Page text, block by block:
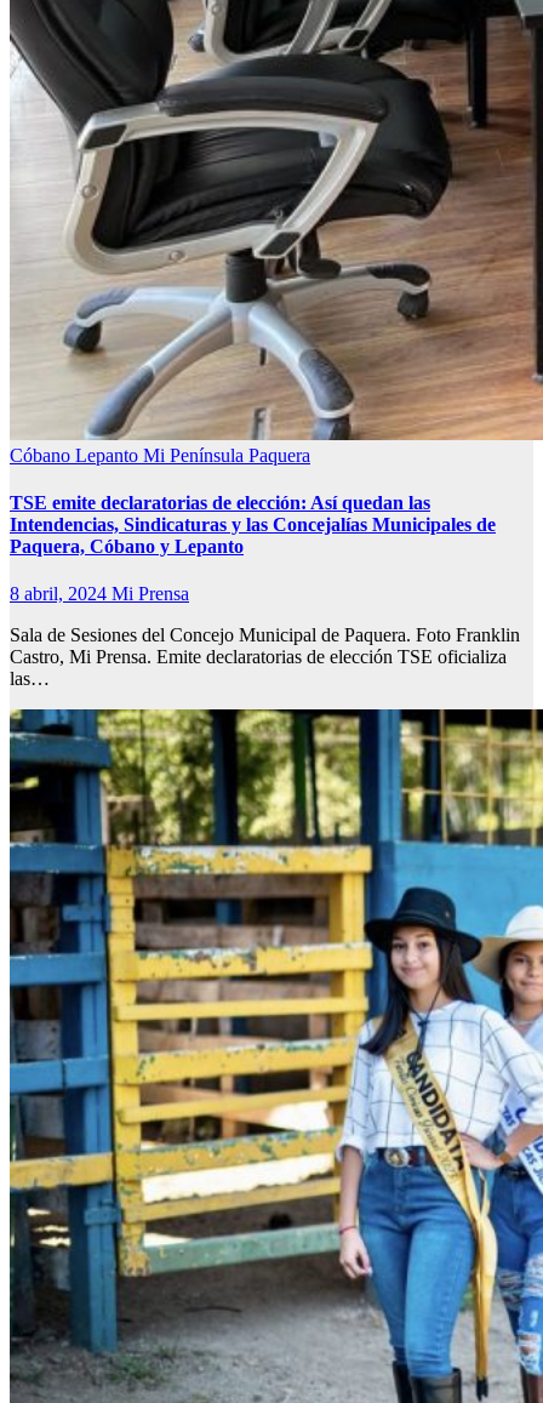
Cóbano Lepanto Mi Península Paquera
TSE emite declaratorias de elección: Así quedan las
Intendencias, Sindicaturas y las Concejalías Municipales de
Paquera, Cóbano y Lepanto
8 abril, 2024 Mi Prensa
Sala de Sesiones del Concejo Municipal de Paquera. Foto Franklin
Castro, Mi Prensa. Emite declaratorias de elección TSE oficializa
las…